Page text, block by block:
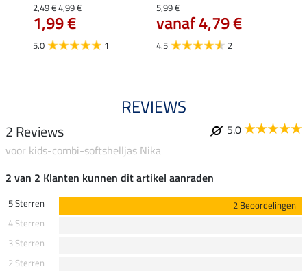
2,49 €4,99 €
1,99 €
5.0 1
5,99 €
vanaf 4,79 €
4.5 2
REVIEWS
2 Reviews
5.0
voor kids-combi-softshelljas Nika
2 van 2 Klanten kunnen dit artikel aanraden
5 Sterren
2 Beoordelingen
4 Sterren
3 Sterren
2 Sterren